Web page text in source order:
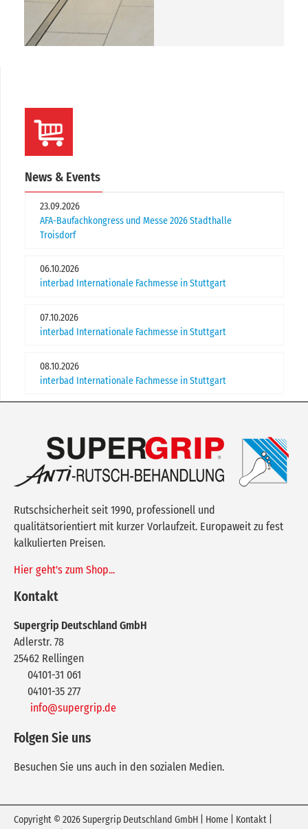
News & Events
23.09.2026
AFA-Baufachkongress und Messe 2026 Stadthalle
Troisdorf
06.10.2026
interbad Internationale Fachmesse in Stuttgart
07.10.2026
interbad Internationale Fachmesse in Stuttgart
08.10.2026
interbad Internationale Fachmesse in Stuttgart
Rutschsicherheit seit 1990, professionell und
qualitätsorientiert mit kurzer Vorlaufzeit. Europaweit zu fest
kalkulierten Preisen.
Hier geht's zum Shop...
Kontakt
Supergrip Deutschland GmbH
Adlerstr. 78
25462 Rellingen
04101-31 061
04101-35 277
info@supergrip.de
Folgen Sie uns
Besuchen Sie uns auch in den sozialen Medien.
Copyright © 2026 Supergrip Deutschland GmbH | Home Kontakt